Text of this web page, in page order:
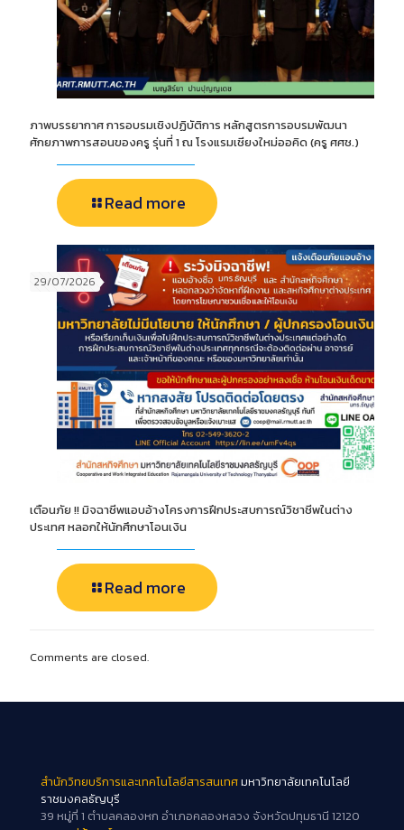
ภาพบรรยากาศ การอบรมเชิงปฏิบัติการ หลักสูตรการอบรมพัฒนา
ศักยภาพการสอนของครู รุ่นที่ 1 ณ โรงแรมเชียงใหม่ออคิด (ครู ศศช.)
Read more
29/07/2026
เตือนภัย !! มิจฉาชีพแอบอ้างโครงการฝึกประสบการณ์วิชาชีพในต่าง
ประเทศ หลอกให้นักศึกษาโอนเงิน
Read more
Comments are closed.
สำนักวิทยบริการและเทคโนโลยีสารสนเทศมหาวิทยาลัยเทคโนโลยี
ราชมงคลธัญบุรี
39 หมู่ที่ 1 ตำบลคลองหก อำเภอคลองหลวง จังหวัดปทุมธานี 12120